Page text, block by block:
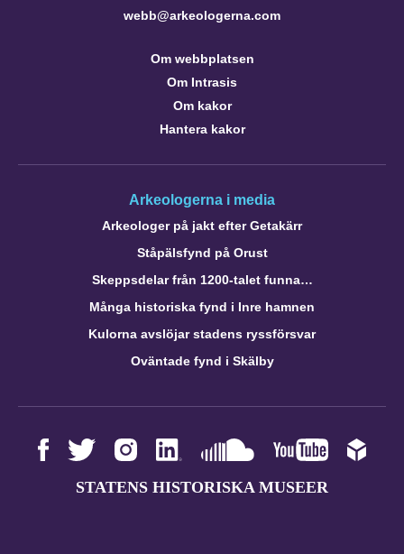
webb@arkeologerna.com
Om webbplatsen
Om Intrasis
Om kakor
Hantera kakor
Arkeologerna i media
Arkeologer på jakt efter Getakärr
Ståpälsfynd på Orust
Skeppsdelar från 1200-talet funna…
Många historiska fynd i Inre hamnen
Kulorna avslöjar stadens ryssförsvar
Oväntade fynd i Skälby
STATENS HISTORISKA MUSEER